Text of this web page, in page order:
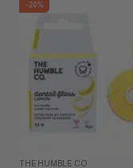
-20%
THE HUMBLE CO